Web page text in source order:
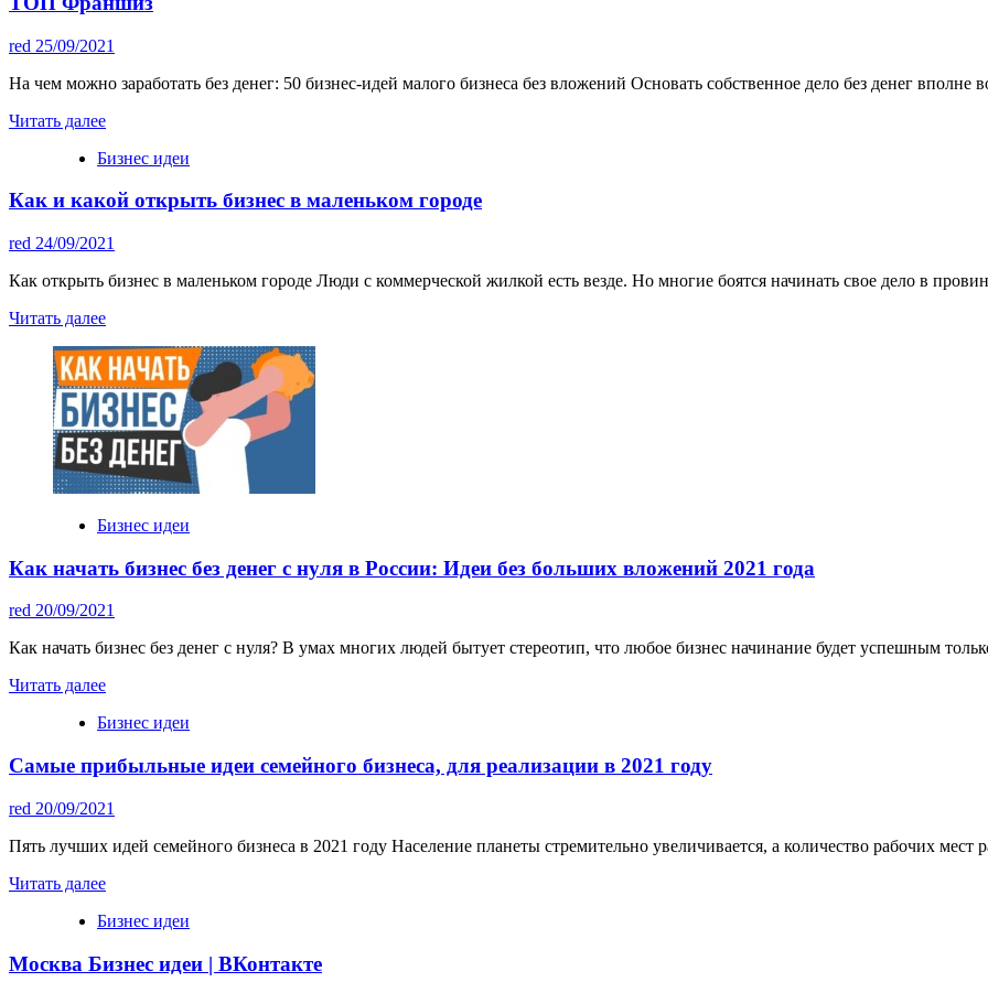
red 25/09/2021
На чем можно заработать без денег: 50 бизнес-идей малого бизнеса без вложений Основать собственное дело без денег вполне
Читать далее
Бизнес идеи
Как и какой открыть бизнес в маленьком городе
red 24/09/2021
Как открыть бизнес в маленьком городе Люди с коммерческой жилкой есть везде. Но многие боятся начинать свое дело в
Читать далее
Бизнес идеи
Как начать бизнес без денег с нуля в России: Идеи без больших вложений 2021 года
red 20/09/2021
Как начать бизнес без денег с нуля? В умах многих людей бытует стереотип, что любое бизнес начинание будет успешным
Читать далее
Бизнес идеи
Самые прибыльные идеи семейного бизнеса, для реализации в 2021 году
red 20/09/2021
Пять лучших идей семейного бизнеса в 2021 году Население планеты стремительно увеличивается, а количество рабочих
Читать далее
Бизнес идеи
Москва Бизнес идеи | ВКонтакте